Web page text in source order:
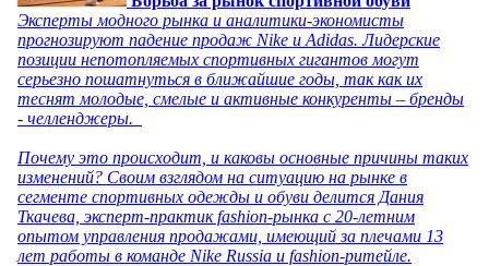
Эксперты модного рынка и аналитики-экономисты
прогнозируют падение продаж Nike и Adidas. Лидерские
позиции непотопляемых спортивных гигантов могут
серьезно пошатнуться в ближайшие годы, так как их
теснят молодые, смелые и активные конкуренты – бренды
- челленджеры.
Почему это происходит, и каковы основные причины таких
изменений? Своим взглядом на ситуацию на рынке в
сегменте спортивных одежды и обуви делится Дания
Ткачева, эксперт-практик fashion-рынка с 20-летним
опытом управления продажами, имеющий за плечами 13
лет работы в команде Nike Russia и fashion-ритейле.